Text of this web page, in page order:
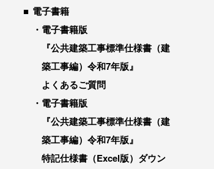
電子書籍
電子書籍版
『公共建築工事標準仕様書（建
築工事編）令和7年版』
よくあるご質問
電子書籍版
『公共建築工事標準仕様書（建
築工事編）令和7年版』
特記仕様書（Excel版）ダウン